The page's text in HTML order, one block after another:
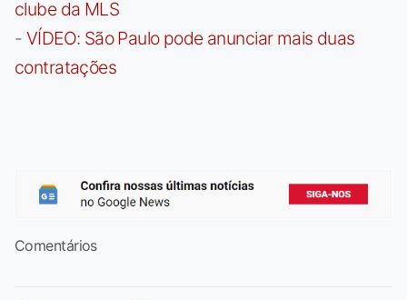
clube da MLS
- VÍDEO: São Paulo pode anunciar mais duas
contratações
Comentários